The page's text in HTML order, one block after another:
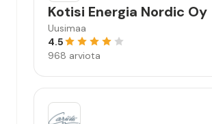
Kotisi Energia Nordic Oy
Uusimaa
4.5
968 arviota